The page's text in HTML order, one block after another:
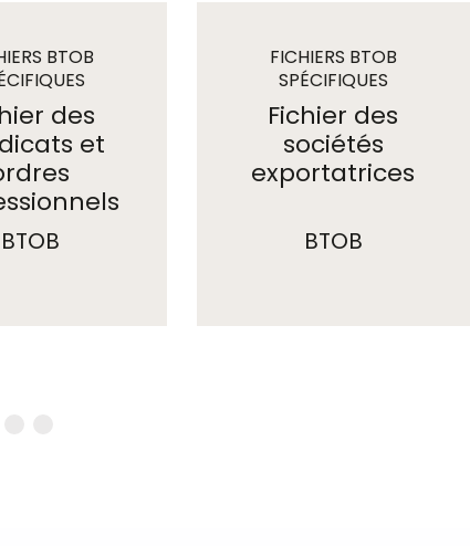
BTOB
des
et
BTOB
FICHIERS BTOB
SPÉCIFIQUES
Fichier des
sociétés
exportatrices
BTOB